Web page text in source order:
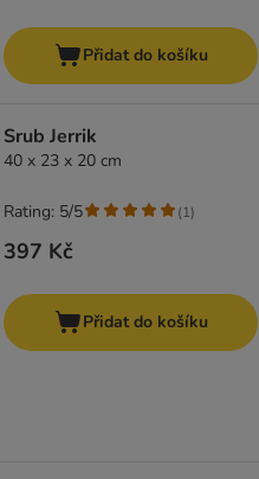
Přidat do košíku
Srub Jerrik
40 x 23 x 20 cm
397 Kč
Rating: 5/5 (1)
Přidat do košíku